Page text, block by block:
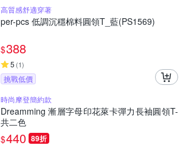
高質感舒適穿著
per-pcs 低調沉穩棉料圓領T_藍(PS1569)
$388
5 (1)
挑戰低價
時尚摩登簡約款
Dreamming 漸層字母印花萊卡彈力長袖圓領T-
共二色
$440 89折